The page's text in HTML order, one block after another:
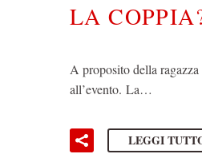
LA
A proposito della
all’evento. La…
LEGGI